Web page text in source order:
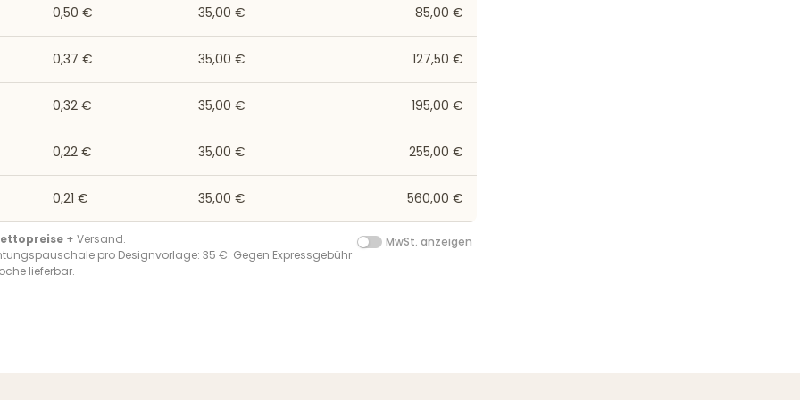
0,50 € 35,00 € 85,00 €
0,37 € 35,00 € 127,50 €
0,32 € 35,00 € 195,00 €
0,22 € 35,00 € 255,00 €
0,21 € 35,00 € 560,00 €
+ Versand.
pro Designvorlage: 35 €. Gegen Expressgebühr
lieferbar.
MwSt. anzeigen